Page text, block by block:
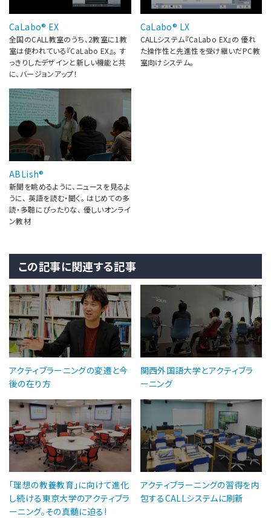
CaLabo® EX
全国のCALL教室のうち、2教室に1教
室は使われている『CaLabo EX』。 す
っきりしたデザインと新しい機能と共
に、バージョンアップ！
CaLabo® LX
CALLシステム『CaLabo EX』の 優れ
た操作性と先進性を受け継いだPC教
室向けシステム。
ABLish®
新聞を眺めるように、ニュースを見るよ
うに、 英語を読む・聞く。 はじめての多
読・多聴にぴったりな、 優しいオンライ
ン教材
この記事に関連する記事
アクティブラーニングの変遷と今
後の在り方
関西外国語大学とアクティブラ
ーニング
「理想の教養教育」に向けて進化
し続ける東京大学のアクティブラ
ーニング。その真髄に迫る!
アクティブラーニングの習得を内
包するCALLシステムに刷新